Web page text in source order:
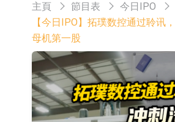
段
【異動股】分立器件
股份(002458.CN)漲
台積電7月營收同比增
【異動股】港股漲幅
業控股(02048.HK)漲
新時達：暫未生產四
主頁 節目表
今日IPO
【今日IPO】拓璞数控通过聆讯
母机第一股